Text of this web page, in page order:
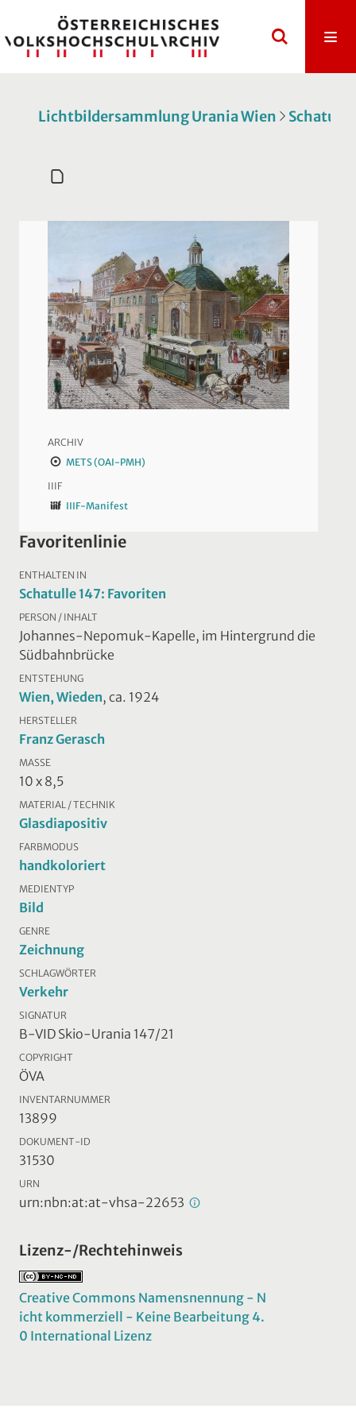
Lichtbildersammlung Urania Wien
ARCHIV
METS (OAI-PMH)
IIIF
IIIF-Manifest
Favoritenlinie
ENTHALTEN IN
Schatulle 147: Favoriten
PERSON / INHALT
Johannes-Nepomuk-Kapelle, im Hintergrund die
Südbahnbrücke
ENTSTEHUNG
Wien, Wieden, ca. 1924
HERSTELLER
Franz Gerasch
MASSE
10 x 8,5
MATERIAL / TECHNIK
Glasdiapositiv
FARBMODUS
handkoloriert
MEDIENTYP
Bild
GENRE
Zeichnung
SCHLAGWÖRTER
Verkehr
SIGNATUR
B-VID Skio-Urania 147/21
COPYRIGHT
ÖVA
INVENTARNUMMER
13899
DOKUMENT-ID
31530
URN
urn:nbn:at:at-vhsa-22653
Lizenz-/Rechtehinweis
Creative Commons Namensnennung - N
icht kommerziell - Keine Bearbeitung 4.
0 International Lizenz